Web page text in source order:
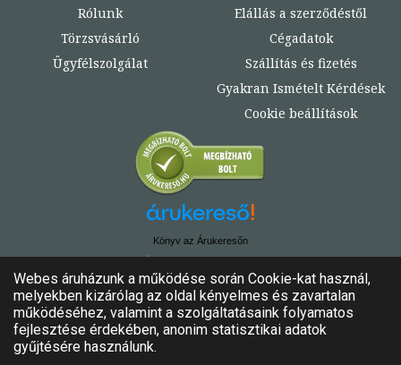
Rólunk
Törzsvásárló
Ügyfélszolgálat
Elállás a szerződéstől
Cégadatok
Szállítás és fizetés
Gyakran Ismételt Kérdések
Cookie beállítások
Könyv az Árukeresőn